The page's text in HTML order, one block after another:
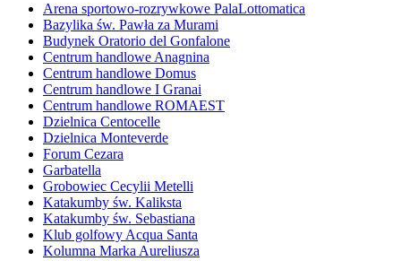
Arena sportowo-rozrywkowe PalaLottomatica
Bazylika św. Pawła za Murami
Budynek Oratorio del Gonfalone
Centrum handlowe Anagnina
Centrum handlowe Domus
Centrum handlowe I Granai
Centrum handlowe ROMAEST
Dzielnica Centocelle
Dzielnica Monteverde
Forum Cezara
Garbatella
Grobowiec Cecylii Metelli
Katakumby św. Kaliksta
Katakumby św. Sebastiana
Klub golfowy Acqua Santa
Kolumna Marka Aureliusza